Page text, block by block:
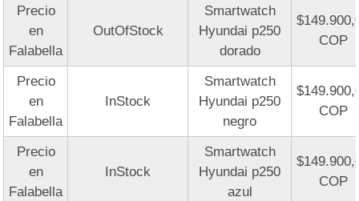
Precio
en
Falabella
OutOfStock
Smartwatch
Hyundai p250
dorado
COP
Precio
en
Falabella
InStock
Smartwatch
Hyundai p250
negro
COP
Precio
en
Falabella
InStock
Smartwatch
Hyundai p250
azul
COP